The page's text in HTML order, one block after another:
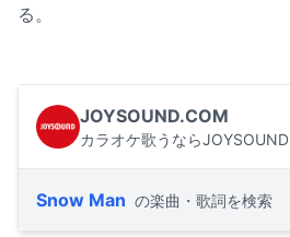
る。
JOYSOUND.COM
カラオケ歌うならJOYSOUND
Snow Man の楽曲・歌詞を検索